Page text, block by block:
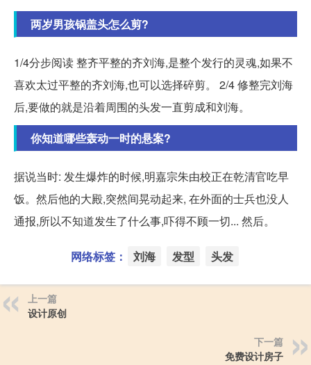
两岁男孩锅盖头怎么剪?
1/4分步阅读 整齐平整的齐刘海,是整个发行的灵魂,如果不
喜欢太过平整的齐刘海,也可以选择碎剪。 2/4 修整完刘海
后,要做的就是沿着周围的头发一直剪成和刘海。
你知道哪些轰动一时的悬案?
据说当时: 发生爆炸的时候,明嘉宗朱由校正在乾清官吃早
饭。然后他的大殿,突然间晃动起来, 在外面的士兵也没人
通报,所以不知道发生了什么事,吓得不顾一切... 然后。
网络标签： 刘海 发型 头发
上一篇
设计原创
下一篇
免费设计房子